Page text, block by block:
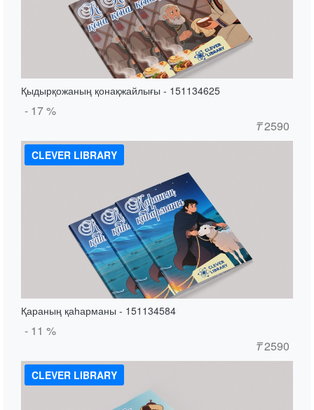
Қыдырқожаның қонақжайлығы - 151134625
- 17 %
₸2590
CLEVER LIBRARY
Қараның қаһарманы - 151134584
- 11 %
₸2590
CLEVER LIBRARY